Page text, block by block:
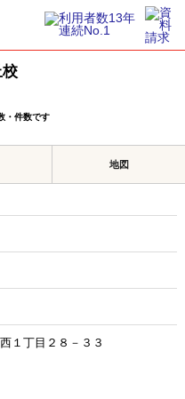
・件数です
地図
１丁目２８－３３